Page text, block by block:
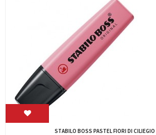
STABILO BOSS PASTEL FIORI DI